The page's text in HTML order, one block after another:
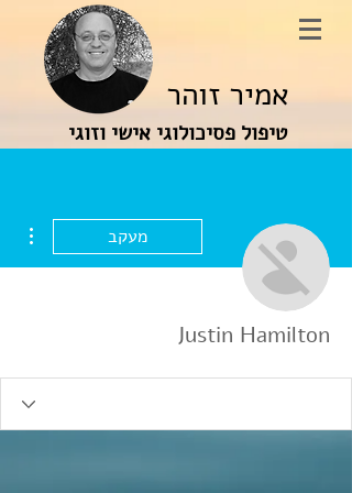
אמיר זוהר
טיפול פסיכולוגי אישי וזוגי
מעקב
Justin Hamilton